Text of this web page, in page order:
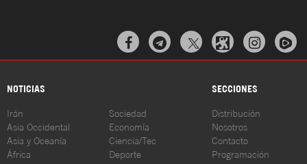
  
NOTICIAS SECCIONES
Irán
Asia Occidental
Asia y Oceanía
África
Sociedad
Economía
Ciencia/Tec
Deporte
Distribución
Nosotros
Contacto
Programación